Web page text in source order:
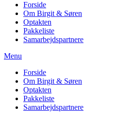
Forside
Om Birgit & Søren
Optakten
Pakkeliste
Samarbejdspartnere
Menu
Forside
Om Birgit & Søren
Optakten
Pakkeliste
Samarbejdspartnere